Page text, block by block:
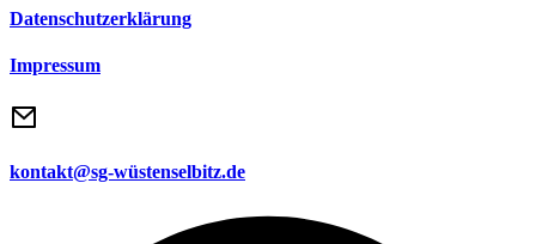
Datenschutzerklärung
Impressum
kontakt@sg-wüstenselbitz.de